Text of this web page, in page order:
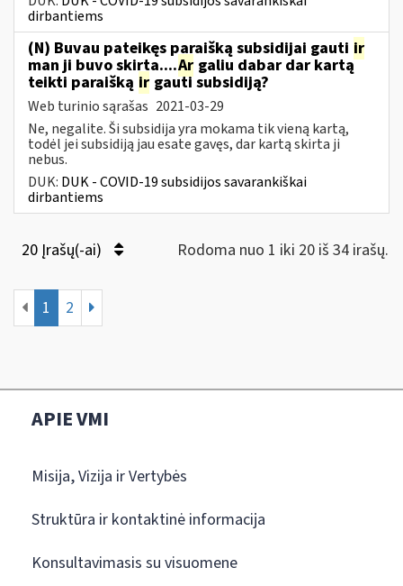
dirbantiems
(N) Buvau pateikęs paraišką subsidijai gauti ir
man ji buvo skirta....Ar galiu dabar dar kartą
teikti paraišką ir gauti subsidiją?
Web turinio sąrašas 2021-03-29
Ne, negalite. Ši subsidija yra mokama tik vieną kartą,
todėl jei subsidiją jau esate gavęs, dar kartą skirta ji
nebus.
DUK: DUK - COVID-19 subsidijos savarankiškai
dirbantiems
20 Įrašų(-ai) Rodoma nuo 1 iki 20 iš 34 irašų.
1 2
APIE VMI
Misija, Vizija ir Vertybės
Struktūra ir kontaktinė informacija
Konsultavimasis su visuomene